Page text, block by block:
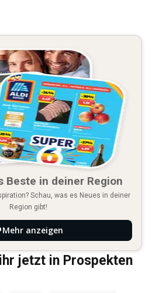
Beste in deiner Region
Schau, was es Neues in deiner
Region gibt!
Mehr anzeigen
jetzt in Prospekten